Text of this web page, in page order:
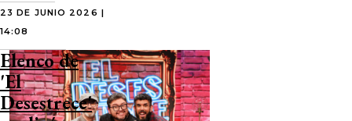
23 DE JUNIO 2026 |
14:08
Elenco de
'El
Desestrece'